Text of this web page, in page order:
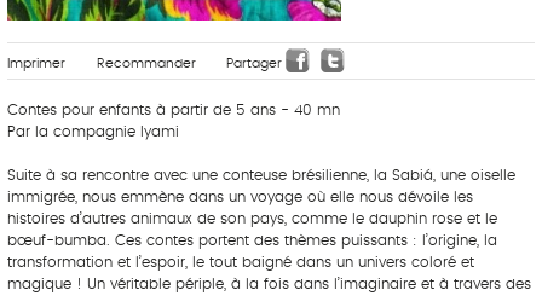
Imprimer Recommander Partager
Contes pour enfants à partir de 5 ans - 40 mn
Par la compagnie Iyami
Suite à sa rencontre avec une conteuse brésilienne, la Sabiá, une oiselle
immigrée, nous emmène dans un voyage où elle nous dévoile les
histoires d’autres animaux de son pays, comme le dauphin rose et le
bœuf-bumba. Ces contes portent des thèmes puissants : l’origine, la
transformation et l’espoir, le tout baigné dans un univers coloré et
magique ! Un véritable périple, à la fois dans l’imaginaire et à travers des